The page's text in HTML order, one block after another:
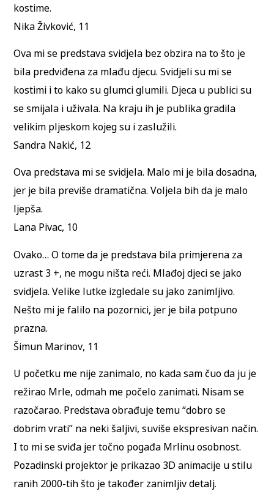
kostime.
Nika Živković, 11
Ova mi se predstava svidjela bez obzira na to što je
bila predviđena za mlađu djecu. Svidjeli su mi se
kostimi i to kako su glumci glumili. Djeca u publici su
se smijala i uživala. Na kraju ih je publika gradila
velikim pljeskom kojeg su i zaslužili.
Sandra Nakić, 12
Ova predstava mi se svidjela. Malo mi je bila dosadna,
jer je bila previše dramatična. Voljela bih da je malo
ljepša.
Lana Pivac, 10
Ovako… O tome da je predstava bila primjerena za
uzrast 3 +, ne mogu ništa reći. Mlađoj djeci se jako
svidjela. Velike lutke izgledale su jako zanimljivo.
Nešto mi je falilo na pozornici, jer je bila potpuno
prazna.
Šimun Marinov, 11
U početku me nije zanimalo, no kada sam čuo da ju je
režirao Mrle, odmah me počelo zanimati. Nisam se
razočarao. Predstava obrađuje temu “dobro se
dobrim vrati” na neki šaljivi, suviše ekspresivan način.
I to mi se sviđa jer točno pogađa Mrlinu osobnost.
Pozadinski projektor je prikazao 3D animacije u stilu
ranih 2000-tih što je također zanimljiv detalj.